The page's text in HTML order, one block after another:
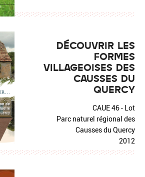
DÉCOUVRIR LES
FORMES
VILLAGEOISES DES
CAUSSES DU
QUERCY
CAUE 46 - Lot
Parc naturel régional des
Causses du Quercy
2012